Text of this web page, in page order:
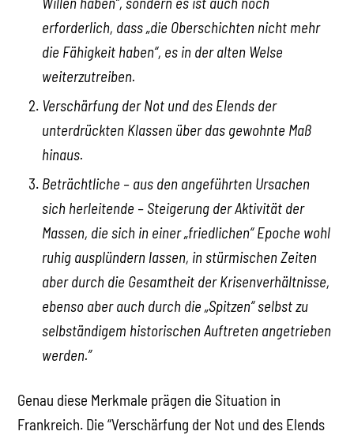
erforderlich, dass „die Oberschichten nicht mehr
die Fähigkeit haben“, es in der alten Welse
weiterzutreiben.
Verschärfung der Not und des Elends der
unterdrückten Klassen über das gewohnte Maß
hinaus.
Beträchtliche – aus den angeführten Ursachen
sich herleitende – Steigerung der Aktivität der
Massen, die sich in einer „friedlichen“ Epoche wohl
ruhig ausplündern lassen, in stürmischen Zeiten
aber durch die Gesamtheit der Krisenverhältnisse,
ebenso aber auch durch die „Spitzen“ selbst zu
selbständigem historischen Auftreten angetrieben
werden.”
Genau diese Merkmale prägen die Situation in
Frankreich. Die “Verschärfung der Not und des Elends